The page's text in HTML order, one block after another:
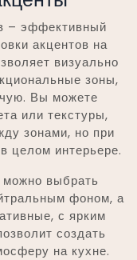
– эффективный
акцентов на
визуально
зоны,
Вы можете
или текстуры,
зонами, но при
целом интерьере.
выбрать
фоном, а
с ярким
создать
на кухне.